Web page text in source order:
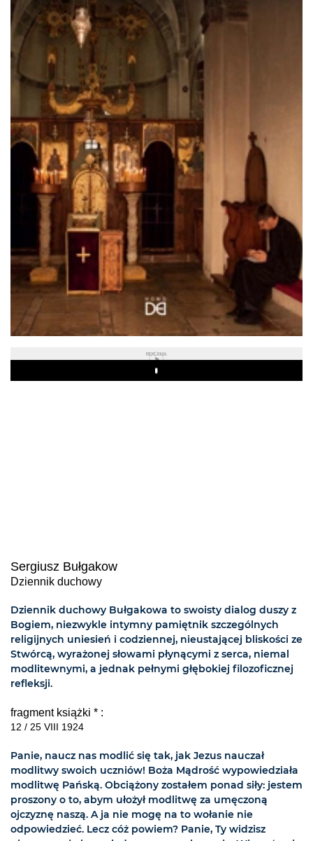
REKLAMA
Play
Sergiusz Bułgakow
Dziennik duchowy
Dziennik duchowy Bułgakowa to swoisty dialog duszy z
Bogiem, niezwykle intymny pamiętnik szczególnych
religijnych uniesień i codziennej, nieustającej bliskości ze
Stwórcą, wyrażonej słowami płynącymi z serca, niemal
modlitewnymi, a jednak pełnymi głębokiej filozoficznej
refleksji.
fragment książki * :
12 / 25 VIII 1924
Panie, naucz nas modlić się tak, jak Jezus nauczał
modlitwy swoich uczniów! Boża Mądrość wypowiedziała
modlitwę Pańską. Obciążony zostałem ponad siły: jestem
proszony o to, abym ułożył modlitwę za umęczoną
ojczyznę naszą. A ja nie mogę na to wołanie nie
odpowiedzieć. Lecz cóż powiem? Panie, Ty widzisz